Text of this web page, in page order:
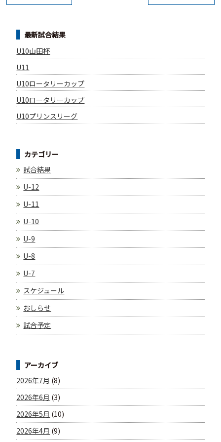
最新試合結果
U10山田杯
U11
U10ロータリーカップ
U10ロータリーカップ
U10プリンスリーグ
カテゴリー
試合結果
U-12
U-11
U-10
U-9
U-8
U-7
スケジュール
おしらせ
試合予定
アーカイブ
2026年7月 (8)
2026年6月 (3)
2026年5月 (10)
2026年4月 (9)